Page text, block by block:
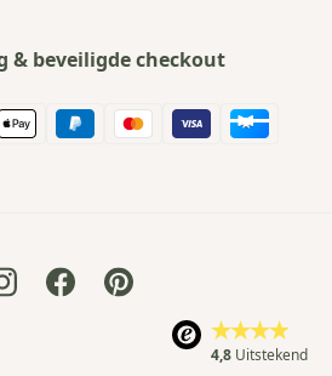
& beveiligde checkout
4,8 Uitstekend